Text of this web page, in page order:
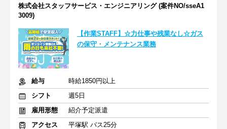
株式会社スタッフサービス・エンジニアリング (案件NO/sseA1
3009)
【作業STAFF】☆力仕事や残業なし☆ガス
の保守・メンテナンス業務
給与
時給1850円以上
シフト
週5日
雇用形態
紹介予定派遣
アクセス
平塚駅 バス25分